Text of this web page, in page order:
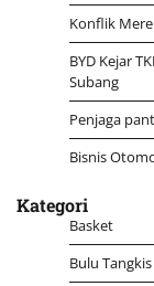
Konflik
BYD Kejar
Subang
Penjaga
Bisnis
Kategori
Basket
Bulu Tangkis